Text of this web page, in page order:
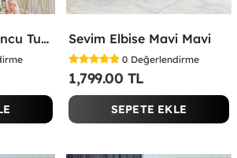
Sevim Elbise Turuncu Turuncu Sevim Elbise Mavi Mavi
0 Değerlendirme
1,799.00 TL
SEPETE EKLE